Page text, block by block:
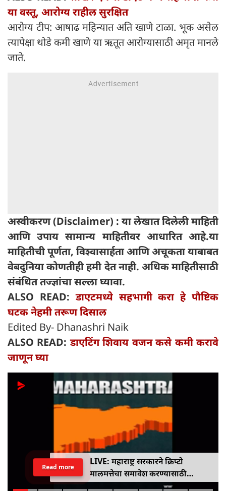
या वस्तू, आरोग्य राहील सुरक्षित
आरोग्य टीप: आषाढ महिन्यात अति खाणे टाळा. भूक असेल
त्यापेक्षा थोडे कमी खाणे या ऋतूत आरोग्यासाठी अमृत मानले
जाते.
अस्वीकरण (Disclaimer) : या लेखात दिलेली माहिती
आणि उपाय सामान्य माहितीवर आधारित आहे.या
माहितीची पूर्णता, विश्वासार्हता आणि अचूकता याबाबत
वेबदुनिया कोणतीही हमी देत ​​नाही. अधिक माहितीसाठी
संबंधित तज्ज्ञांचा सल्ला घ्यावा.
ALSO READ:डाएटमध्ये सहभागी करा हे पौष्टिक
घटक नेहमी तरूण दिसाल
Edited By- Dhanashri Naik
ALSO READ:डाएटिंग शिवाय वजन कसे कमी करावे
जाणून घ्या
LIVE: महाराष्ट्र सरकारने क्रिप्टो
मालमत्तेचा समावेश करण्यासाठी
एमपीआयडी कायद्यात दुरुस्ती केली
Read more